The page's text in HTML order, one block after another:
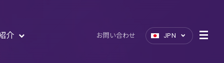
JPN
お問い合わせ
介